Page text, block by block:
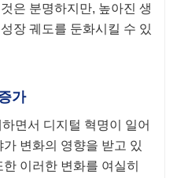
은 분명하지만, 높아진 생
장 궤도를 둔화시킬 수 있
가
면서 디지털 혁명이 일어
변화의 영향을 받고 있
이러한 변화를 여실히